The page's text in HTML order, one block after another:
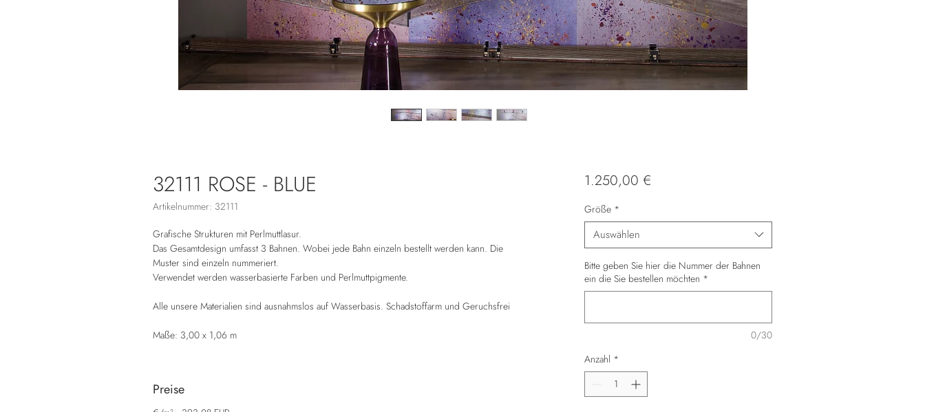
32111 ROSE - BLUE
Artikelnummer: 32111
Grafische Strukturen mit Perlmuttlasur.
Das Gesamtdesign umfasst 3 Bahnen. Wobei jede Bahn einzeln bestellt werden kann. Die
Muster sind einzeln nummeriert.
Verwendet werden wasserbasierte Farben und Perlmuttpigmente.
Alle unsere Materialien sind ausnahmslos auf Wasserbasis. Schadstoffarm und Geruchsfrei
Maße: 3,00 x 1,06 m
Preise
1.250,00 €
Größe *
Auswählen
Bitte geben Sie hier die Nummer der Bahnen
ein die Sie bestellen möchten *
0/30
Anzahl *